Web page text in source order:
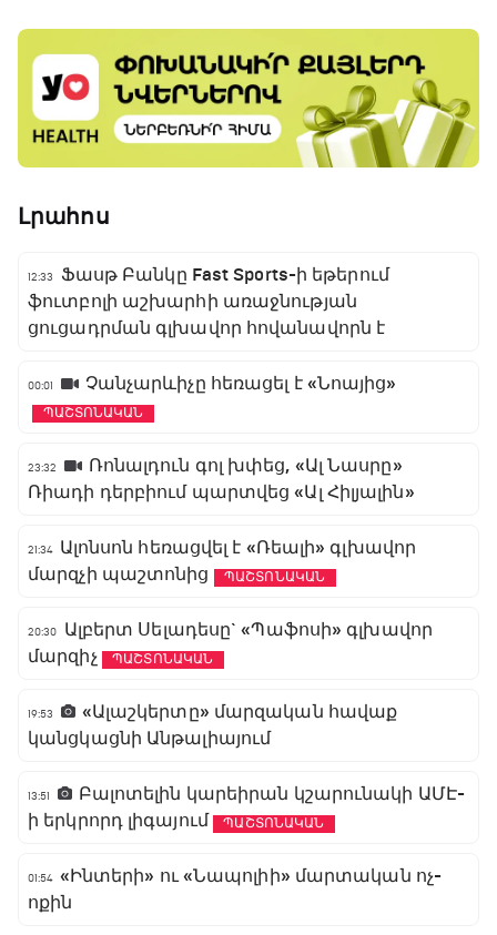
Լրահոս
12:33
Ֆասթ Բանկը Fast Sports-ի եթերում
ֆուտբոլի աշխարհի առաջնության
ցուցադրման գլխավոր հովանավորն է
00:01 Չանչարևիչը հեռացել է «Նոայից»
ՊԱՇՏՈՆԱԿԱՆ
23:32
Ռոնալդուն գոլ խփեց, «Ալ Նասրը»
Ռիադի դերբիում պարտվեց «Ալ Հիլյալին»
21:34 Ալոնսոն հեռացվել է «Ռեալի» գլխավոր
մարզչի պաշտոնից
ՊԱՇՏՈՆԱԿԱՆ
20:30
Ալբերտ Սելադեսը` «Պաֆոսի» գլխավոր
մարզիչ
ՊԱՇՏՈՆԱԿԱՆ
19:53
«Ալաշկերտը» մարզական հավաք
կանցկացնի Անթալիայում
13:51
Բալոտելին կարեիրան կշարունակի ԱՄԷ-
ի երկրորդ լիգայում
ՊԱՇՏՈՆԱԿԱՆ
01:54 «Ինտերի» ու «Նապոլիի» մարտական ոչ-
ոքին